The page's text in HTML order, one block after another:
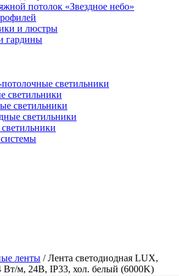
потолок «Звездное небо»
и люстры
гардины
светильники
светильники
светильники
светильники
ленты / Лента светодиодная LUX,
Вт/м, 24В, IP33, хол. белый (6000K)